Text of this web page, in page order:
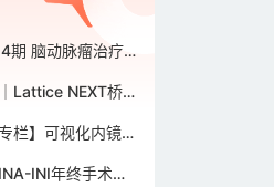
期 脑动脉瘤治疗&
Lattice NEXT桥
栏】可视化内镜系
INI年终手术大